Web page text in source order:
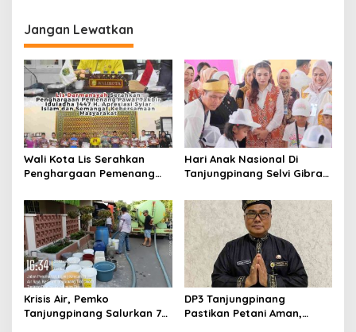
g
a
s
i
p
o
s
Jangan Lewatkan
Wali Kota Lis Serahkan
Penghargaan Pemenang
H, Ajak Masyarakat Terus
Hidupkan Syiar Islam
Hari Anak Nasional Di
Tanjungpinang Selvi Gibran
Nasional RANA
Krisis Air, Pemko
Tanjungpinang Salurkan 75
DP3 Tanjungpinang
Pastikan Petani Aman,